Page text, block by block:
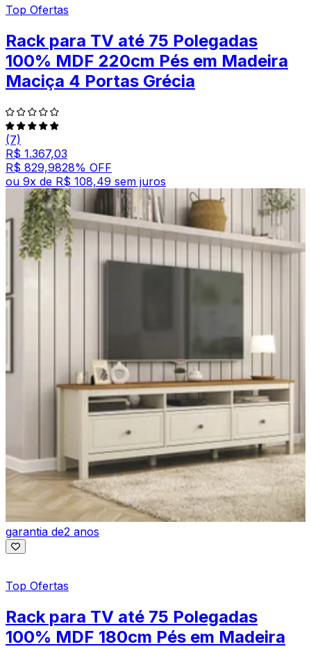
Top Ofertas
Rack para TV até 75 Polegadas
100% MDF 220cm Pés em Madeira
Maciça 4 Portas Grécia
(7)
R$ 1.367,03
R$ 829,9828% OFF
ou 9x de R$ 108,49 sem juros
garantia de2 anos
Top Ofertas
Rack para TV até 75 Polegadas
100% MDF 180cm Pés em Madeira